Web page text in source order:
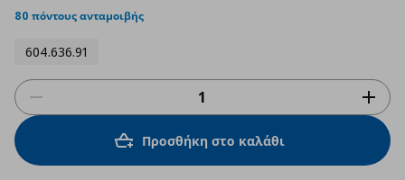
rating
80 πόντους ανταμοιβής
604.636.91
Προσθήκη στο καλάθι